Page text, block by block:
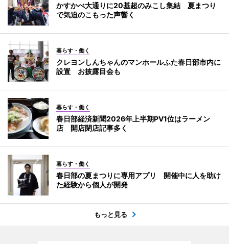
かすかべ大通りに20基超のみこし集結 夏まつり
で気迫のこもった声響く
暮らす・働く
クレヨンしんちゃんのマンホールふた春日部市内に
設置 お披露目会も
暮らす・働く
春日部経済新聞2026年上半期PV1位はラーメン
店 開店閉店記事多く
暮らす・働く
春日部の夏まつりに専用アプリ 開催中に人を助け
た経験から個人が開発
もっと見る